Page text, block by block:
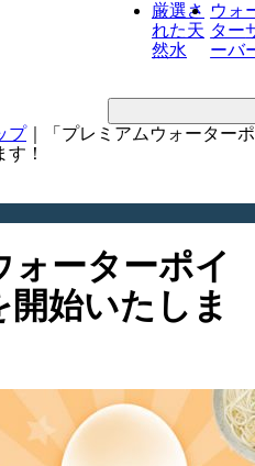
厳選さ
れた天
然水
ウォ
ター
ーバ
プ｜
「プレミアムウォーターポ
！
ォーターポイ
始いたしま